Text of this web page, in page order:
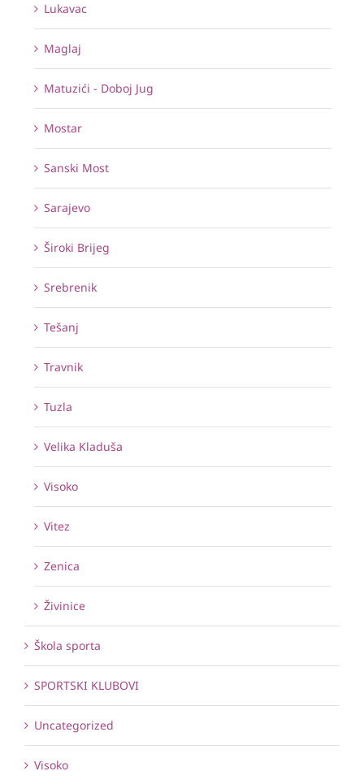
Lukavac
Maglaj
Matuzići - Doboj Jug
Mostar
Sanski Most
Sarajevo
Široki Brijeg
Srebrenik
Tešanj
Travnik
Tuzla
Velika Kladuša
Visoko
Vitez
Zenica
Živinice
Škola sporta
SPORTSKI KLUBOVI
Uncategorized
Visoko